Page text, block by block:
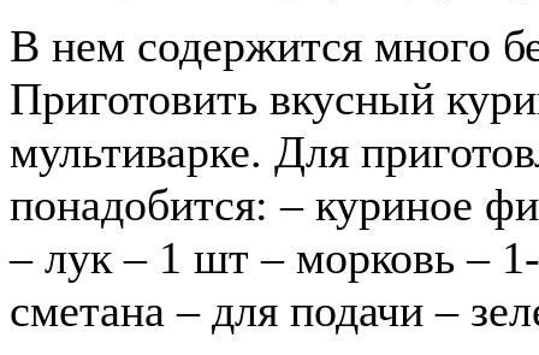
В нем содержится много
Приготовить вкусный
мультиварке. Для
понадобится: – куриное
– лук – 1 шт – морковь –
сметана – для подачи –